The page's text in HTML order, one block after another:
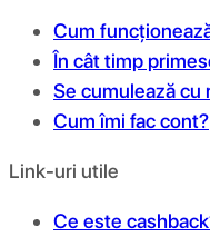
Cum
În cât timp
Se cumulează cu
Cum îmi fac cont?
Link-uri utile
Ce este